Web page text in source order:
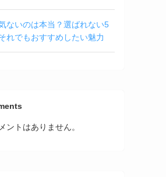
ないのは本当？選ばれない5
れでもおすすめしたい魅力
ントはありません。